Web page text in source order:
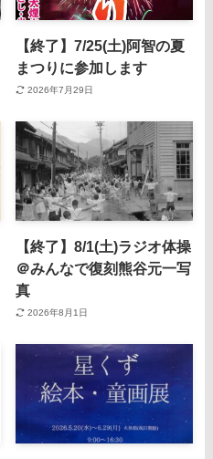
【終了】7/25(土)阿智の夏
まつりに参加します
2026年7月29日
【終了】8/1(土)ラジオ体操
＠みんなで復刻熊谷元一写
真
2026年8月1日